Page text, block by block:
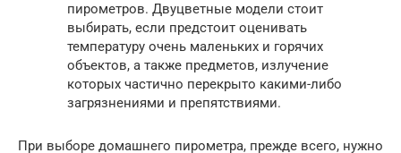
пирометров. Двуцветные модели стоит
выбирать, если предстоит оценивать
температуру очень маленьких и горячих
объектов, а также предметов, излучение
которых частично перекрыто какими-либо
загрязнениями и препятствиями.
При выборе домашнего пирометра, прежде всего, нужно